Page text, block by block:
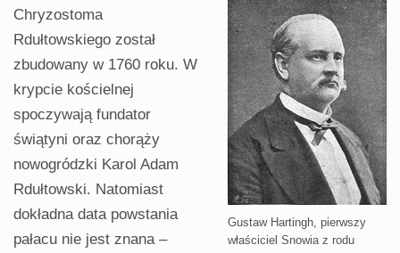
Gustaw Hartingh, pierwszy
właściciel Snowia z rodu
Chryzostoma
Rdułtowskiego został
zbudowany w 1760 roku. W
krypcie kościelnej
spoczywają fundator
świątyni oraz chorąży
nowogródzki Karol Adam
Rdułtowski. Natomiast
dokładna data powstania
pałacu nie jest znana –